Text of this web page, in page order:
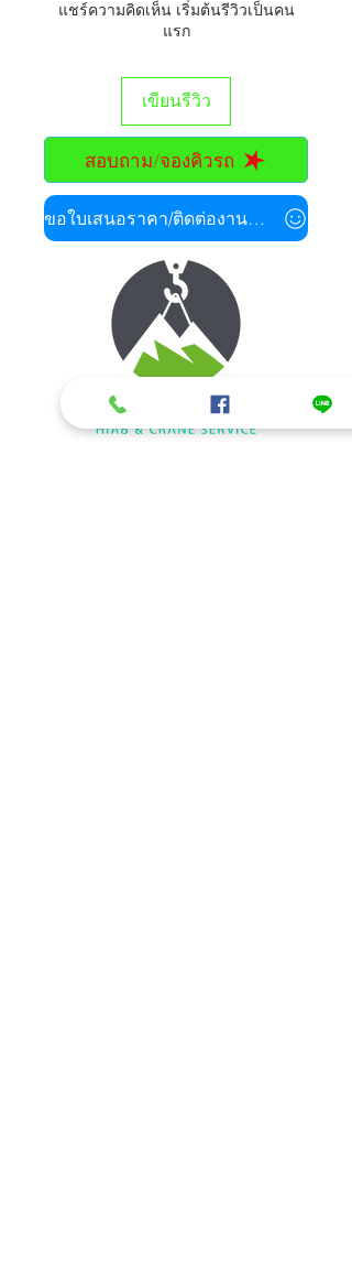
แชร์ความคิดเห็น เริ่มต้นรีวิวเป็นคน
แรก
เขียนรีวิว
สอบถาม/จองคิวรถ
ขอใบเสนอราคา/ติดต่องานด่วน